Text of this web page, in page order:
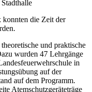
die Zeit der
und praktische
wurden 47 Lehrgänge
in
auf der
auf dem Programm.
Atemschutzgeräteträge